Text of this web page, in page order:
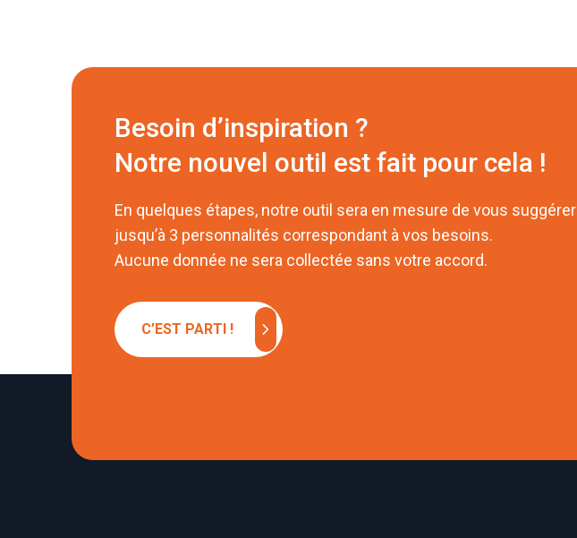
Besoin d’inspiration ?
Notre nouvel outil est fait pour cela !
En quelques étapes, notre outil sera en mesure de vous suggérer
jusqu’à 3 personnalités correspondant à vos besoins.
Aucune donnée ne sera collectée sans votre accord.
C’EST PARTI ! chevron_right